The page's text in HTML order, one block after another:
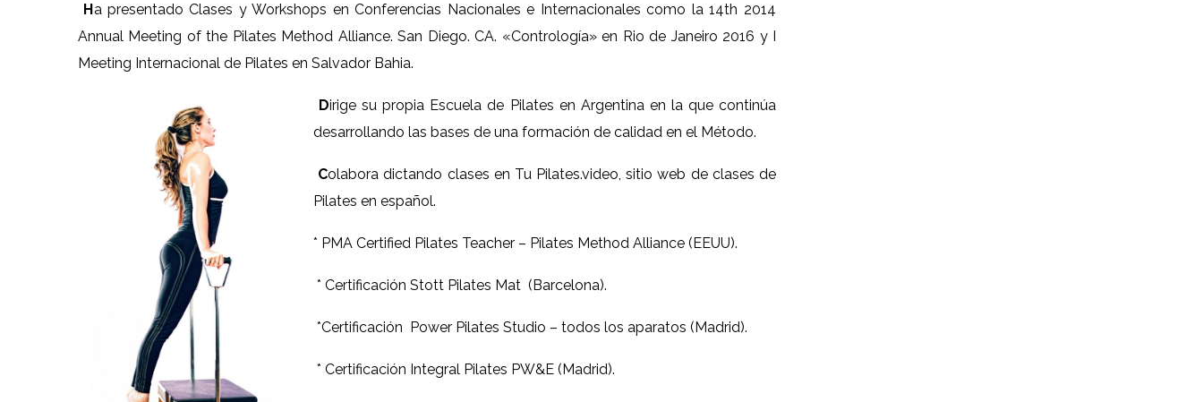
H a presentado Clases y Workshops en Conferencias Nacionales e Internacionales como la 14th 2014
Annual Meeting of the Pilates Method Alliance. San Diego. CA. «Contrología» en Rio de Janeiro 2016 y I
Meeting Internacional de Pilates en Salvador Bahia.
Dirige su propia Escuela de Pilates en Argentina en la que continúa
desarrollando las bases de una formación de calidad en el Método.
Colabora dictando clases en Tu Pilates.video, sitio web de clases de
Pilates en español.
* PMA Certified Pilates Teacher – Pilates Method Alliance (EEUU).
* Certificación Stott Pilates Mat (Barcelona).
*Certificación Power Pilates Studio – todos los aparatos (Madrid).
* Certificación Integral Pilates PW&E (Madrid).